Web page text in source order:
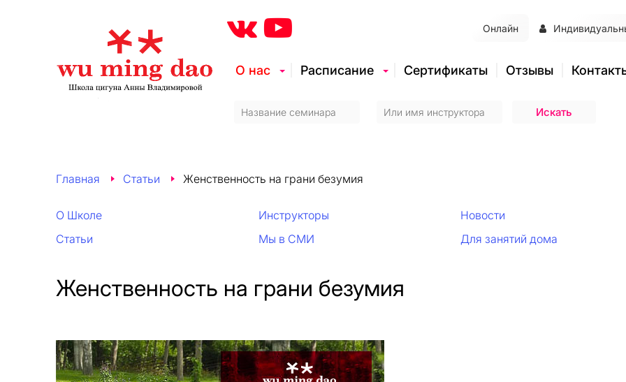
О нас Расписание Сертификаты Отзывы
Онлайн
Главная Статьи Женственность на грани безумия
О Школе Инструкторы
Новости
Статьи
Мы в СМИ Для занятий дома
Женственность на грани безумия